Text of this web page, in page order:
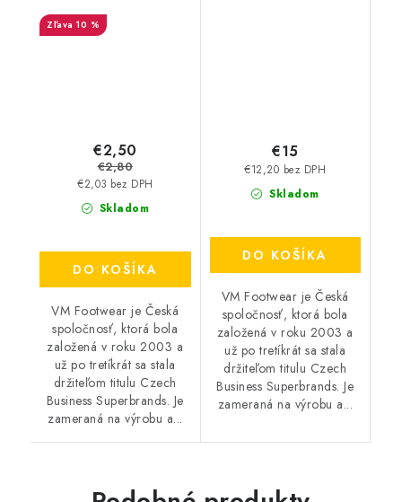
10 %
Skladom
€2,03 bez DPH
€2,50
€2,80
DO KOŠÍKA
VM Footwear je Česká
spoločnosť, ktorá bola
založená v roku 2003 a
už po tretíkrát sa stala
držiteľom titulu Czech
Business Superbrands. Je
zameraná na výrobu a...
Skladom
€12,20 bez DPH
€15
DO KOŠÍKA
VM Footwear je Česká
spoločnosť, ktorá bola
založená v roku 2003 a
už po tretíkrát sa stala
držiteľom titulu Czech
Business Superbrands. Je
zameraná na výrobu a...